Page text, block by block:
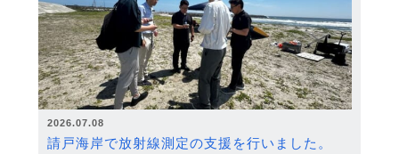
2026.07.08
請戸海岸で放射線測定の支援を行いました。